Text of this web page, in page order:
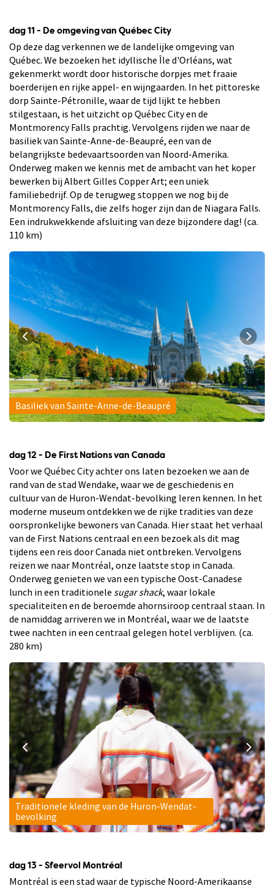
dag 11 - De omgeving van Québec City
Op deze dag verkennen we de landelijke omgeving van
Québec. We bezoeken het idyllische Île d'Orléans, wat
gekenmerkt wordt door historische dorpjes met fraaie
boerderijen en rijke appel- en wijngaarden. In het pittoreske
dorp Sainte-Pétronille, waar de tijd lijkt te hebben
stilgestaan, is het uitzicht op Québec City en de
Montmorency Falls prachtig. Vervolgens rijden we naar de
basiliek van Sainte-Anne-de-Beaupré, een van de
belangrijkste bedevaartsoorden van Noord-Amerika.
Onderweg maken we kennis met de ambacht van het koper
bewerken bij Albert Gilles Copper Art; een uniek
familiebedrijf. Op de terugweg stoppen we nog bij de
Montmorency Falls, die zelfs hoger zijn dan de Niagara Falls.
Een indrukwekkende afsluiting van deze bijzondere dag! (ca.
110 km)
Basiliek van Sainte-Anne-de-Beaupré
dag 12 - De First Nations van Canada
Voor we Québec City achter ons laten bezoeken we aan de
rand van de stad Wendake, waar we de geschiedenis en
cultuur van de Huron-Wendat-bevolking leren kennen. In het
moderne museum ontdekken we de rijke tradities van deze
oorspronkelijke bewoners van Canada. Hier staat het verhaal
van de First Nations centraal en een bezoek als dit mag
tijdens een reis door Canada niet ontbreken. Vervolgens
reizen we naar Montréal, onze laatste stop in Canada.
Onderweg genieten we van een typische Oost-Canadese
lunch in een traditionele sugar shack, waar lokale
specialiteiten en de beroemde ahornsiroop centraal staan. In
de namiddag arriveren we in Montréal, waar we de laatste
twee nachten in een centraal gelegen hotel verblijven. (ca.
280 km)
Traditionele kleding van de Huron-Wendat-
bevolking
dag 13 - Sfeervol Montréal
Montréal is een stad waar de typische Noord-Amerikaanse